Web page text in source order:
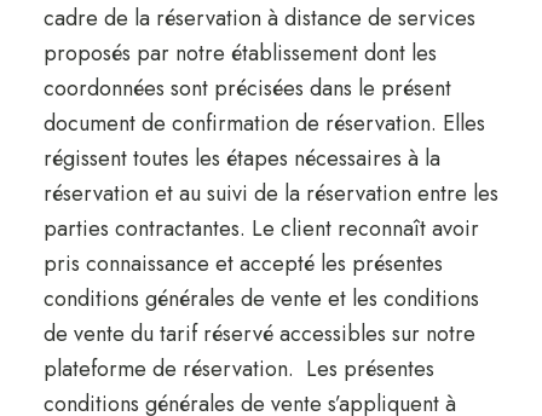
cadre de la réservation à distance de services
proposés par notre établissement dont les
coordonnées sont précisées dans le présent
document de confirmation de réservation. Elles
régissent toutes les étapes nécessaires à la
réservation et au suivi de la réservation entre les
parties contractantes. Le client reconnaît avoir
pris connaissance et accepté les présentes
conditions générales de vente et les conditions
de vente du tarif réservé accessibles sur notre
plateforme de réservation. Les présentes
conditions générales de vente s’appliquent à